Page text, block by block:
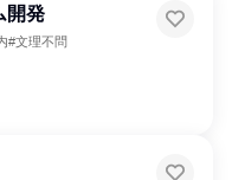
開発
#文理不問